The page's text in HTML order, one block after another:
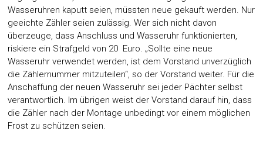
Wasseruhren kaputt seien, müssten neue gekauft werden. Nur
geeichte Zähler seien zulässig. Wer sich nicht davon
überzeuge, dass Anschluss und Wasseruhr funktionierten,
riskiere ein Strafgeld von 20 Euro. „Sollte eine neue
Wasseruhr verwendet werden, ist dem Vorstand unverzüglich
die Zählernummer mitzuteilen“, so der Vorstand weiter. Für die
Anschaffung der neuen Wasseruhr sei jeder Pächter selbst
verantwortlich. Im übrigen weist der Vorstand darauf hin, dass
die Zähler nach der Montage unbedingt vor einem möglichen
Frost zu schützen seien.